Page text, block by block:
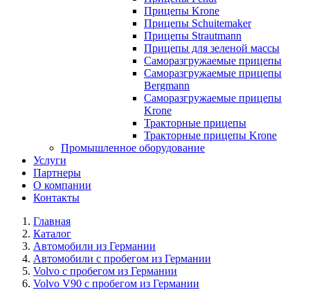
Прицепы Krone
Прицепы Schuitemaker
Прицепы Strautmann
Прицепы для зеленой массы
Саморазгружаемые прицепы
Саморазгружаемые прицепы
Bergmann
Саморазгружаемые прицепы
Krone
Тракторные прицепы
Тракторные прицепы Krone
Промышленное оборудование
Услуги
Партнеры
О компании
Контакты
Главная
Каталог
Автомобили из Германии
Автомобили с пробегом из Германии
Volvo с пробегом из Германии
Volvo V90 с пробегом из Германии